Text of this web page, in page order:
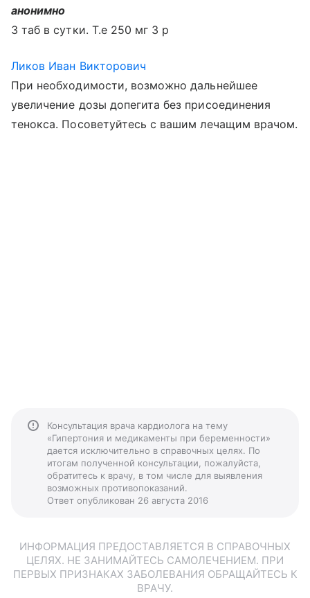
анонимно
3 таб в сутки. Т.е 250 мг 3 р
Ликов Иван Викторович
При необходимости, возможно дальнейшее
увеличение дозы допегита без присоединения
тенокса. Посоветуйтесь с вашим лечащим врачом.
Консультация врача кардиолога на тему
«Гипертония и медикаменты при беременности»
дается исключительно в справочных целях. По
итогам полученной консультации, пожалуйста,
обратитесь к врачу, в том числе для выявления
возможных противопоказаний.
Ответ опубликован 26 августа 2016
ИНФОРМАЦИЯ ПРЕДОСТАВЛЯЕТСЯ В СПРАВОЧНЫХ
ЦЕЛЯХ. НЕ ЗАНИМАЙТЕСЬ САМОЛЕЧЕНИЕМ. ПРИ
ПЕРВЫХ ПРИЗНАКАХ ЗАБОЛЕВАНИЯ ОБРАЩАЙТЕСЬ К
ВРАЧУ.